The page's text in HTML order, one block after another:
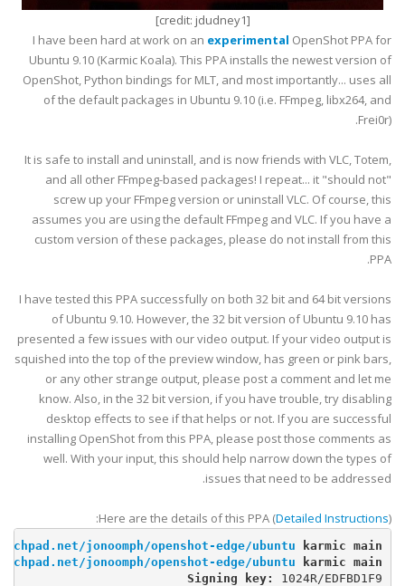
[credit:
jdudney1
]
I have been hard at work on an experimental OpenShot PPA for
Ubuntu 9.10 (Karmic Koala). This PPA installs the newest version of
OpenShot, Python bindings for MLT, and most importantly... uses all
of the default packages in Ubuntu 9.10 (i.e. FFmpeg, libx264, and
Frei0r).
It is safe to install and uninstall, and is now friends with VLC, Totem,
and all other FFmpeg-based packages! I repeat... it "should not"
screw up your FFmpeg version or uninstall VLC. Of course, this
assumes you are using the default FFmpeg and VLC. If you have a
custom version of these packages, please do not install from this
PPA.
I have tested this PPA successfully on both 32 bit and 64 bit versions
of Ubuntu 9.10. However, the 32 bit version of Ubuntu 9.10 has
presented a few issues with our video output. If your video output is
squished into the top of the preview window, has green or pink bars,
or any other strange output, please post a comment and let me
know. Also, in the 32 bit version, if you have trouble, try disabling
desktop effects to see if that helps or not. If you are successful
installing OpenShot from this PPA, please post those comments as
well. With your input, this should help narrow down the types of
issues that need to be addressed.
Here are the details of this PPA (Detailed Instructions):
jonoomph/openshot-edge/ubuntu karmic main
jonoomph/openshot-edge/ubuntu
karmic main
Signing key: 1024R/EDFBD1F9